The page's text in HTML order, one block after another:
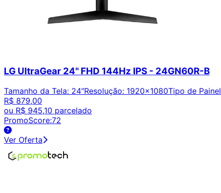
LG UltraGear 24" FHD 144Hz IPS - 24GN60R-B
Tamanho da Tela: 24″Resolução: 1920x1080Tipo de Painel
R$ 879,00
ou R$ 945,10 parcelado
PromoScore:72
Ver Oferta